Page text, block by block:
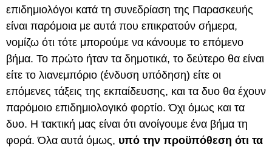
επιδημιολόγοι κατά τη συνεδρίαση της Παρασκευής
είναι παρόμοια με αυτά που επικρατούν σήμερα,
νομίζω ότι τότε μπορούμε να κάνουμε το επόμενο
βήμα. Το πρώτο ήταν τα δημοτικά, το δεύτερο θα είναι
είτε το λιανεμπόριο (ένδυση υπόδηση) είτε οι
επόμενες τάξεις της εκπαίδευσης, και τα δυο θα έχουν
παρόμοιο επιδημιολογικό φορτίο. Όχι όμως και τα
δυο. Η τακτική μας είναι ότι ανοίγουμε ένα βήμα τη
φορά. Όλα αυτά όμως, υπό την προϋπόθεση ότι τα